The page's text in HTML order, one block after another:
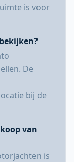
is voor
De
bij de
van
is